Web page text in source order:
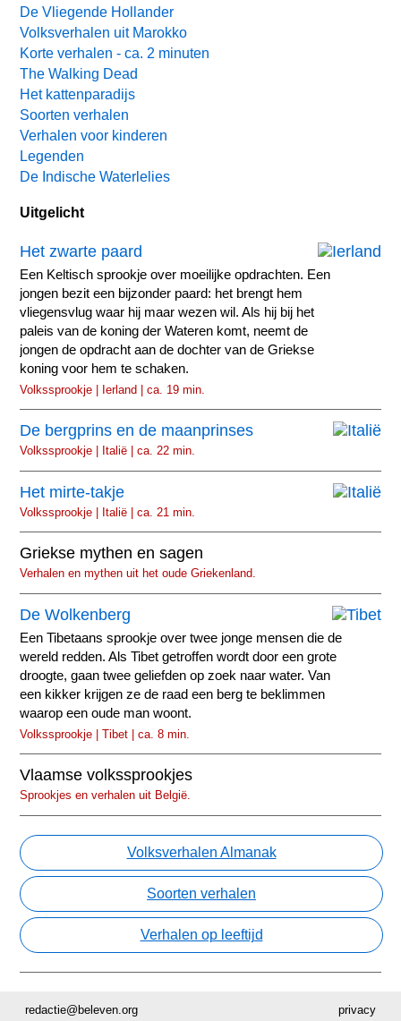
De Vliegende Hollander
Volksverhalen uit Marokko
Korte verhalen - ca. 2 minuten
The Walking Dead
Het kattenparadijs
Soorten verhalen
Verhalen voor kinderen
Legenden
De Indische Waterlelies
Uitgelicht
Het zwarte paard
Een Keltisch sprookje over moeilijke opdrachten. Een
jongen bezit een bijzonder paard: het brengt hem
vliegensvlug waar hij maar wezen wil. Als hij bij het
paleis van de koning der Wateren komt, neemt de
jongen de opdracht aan de dochter van de Griekse
koning voor hem te schaken.
Volkssprookje | Ierland | ca. 19 min.
De bergprins en de maanprinses
Volkssprookje | Italië | ca. 22 min.
Het mirte-takje
Volkssprookje | Italië | ca. 21 min.
Griekse mythen en sagen
Verhalen en mythen uit het oude Griekenland.
De Wolkenberg
Een Tibetaans sprookje over twee jonge mensen die de
wereld redden. Als Tibet getroffen wordt door een grote
droogte, gaan twee geliefden op zoek naar water. Van
een kikker krijgen ze de raad een berg te beklimmen
waarop een oude man woont.
Volkssprookje | Tibet | ca. 8 min.
Vlaamse volkssprookjes
Sprookjes en verhalen uit België.
Volksverhalen Almanak
Soorten verhalen
Verhalen op leeftijd
privacy
redactie@beleven.org